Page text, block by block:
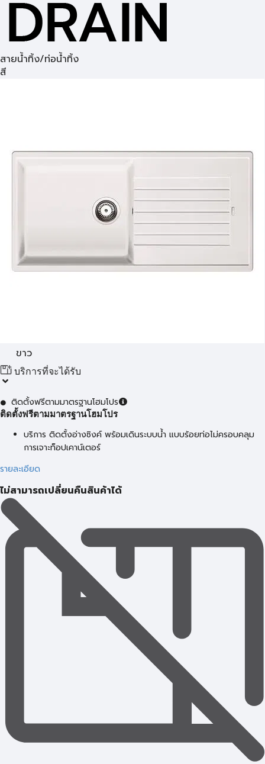
สายน้ำทิ้ง/ท่อน้ำทิ้ง
สี
ขาว
บริการที่จะได้รับ
ติดตั้งฟรีตามมาตรฐานโฮมโปร
ติดตั้งฟรีตามมาตรฐานโฮมโปร
บริการ ติดตั้งอ่างซิงค์ พร้อมเดินระบบน้ำ แบบร้อยท่อไม่ครอบคลุม
การเจาะท็อปเคาน์เตอร์
รายละเอียด
ไม่สามารถเปลี่ยนคืนสินค้าได้